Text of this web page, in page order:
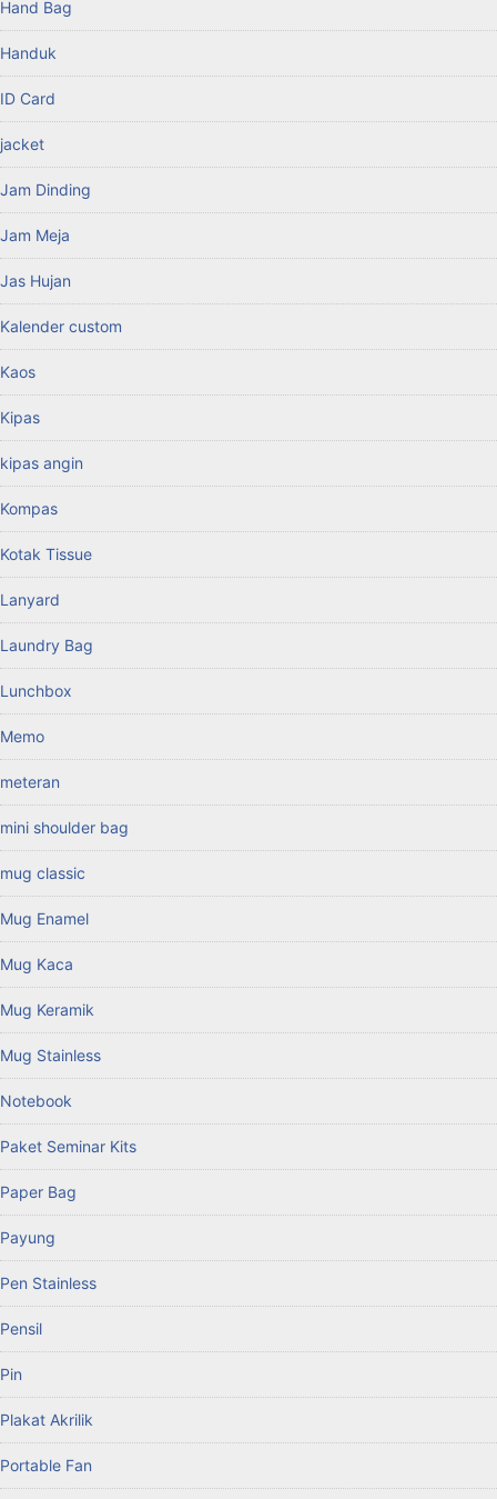
Hand Bag
Handuk
ID Card
jacket
Jam Dinding
Jam Meja
Jas Hujan
Kalender custom
Kaos
Kipas
kipas angin
Kompas
Kotak Tissue
Lanyard
Laundry Bag
Lunchbox
Memo
meteran
mini shoulder bag
mug classic
Mug Enamel
Mug Kaca
Mug Keramik
Mug Stainless
Notebook
Paket Seminar Kits
Paper Bag
Payung
Pen Stainless
Pensil
Pin
Plakat Akrilik
Portable Fan